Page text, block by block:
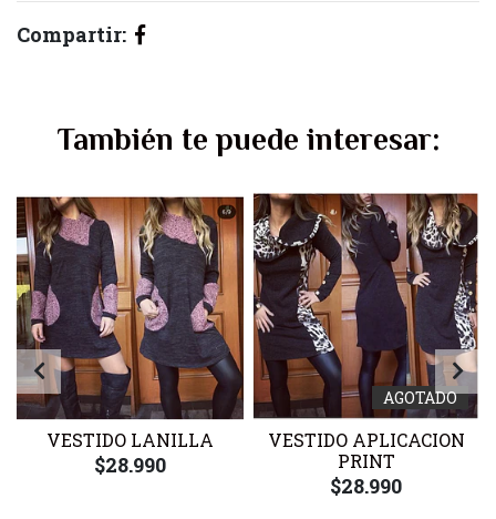
Compartir:
También te puede interesar:
VESTIDO LANILLA
$28.990
AGOTADO
VESTIDO APLICACION
PRINT
$28.990